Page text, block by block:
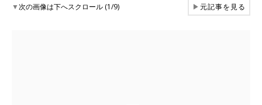
▼次の画像は下へスクロール (1/9) ▶元記事を見る